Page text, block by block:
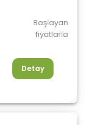
Başlayan
fiyatlarla
Detay